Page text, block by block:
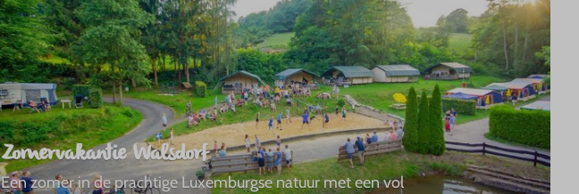
Zomervakantie Walsdorf
Een zomer in de prachtige Luxemburgse natuur met een vol